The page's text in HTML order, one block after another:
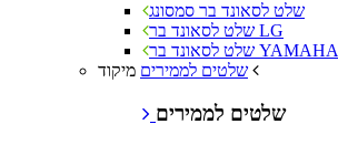
שלט לסאונד בר סמסונג
שלט לסאונד בר LG
שלט לסאונד בר YAMAHA
שלטים לממירים
שלטים לממירים